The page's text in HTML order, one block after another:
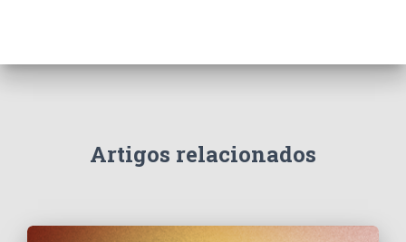
Artigos relacionados